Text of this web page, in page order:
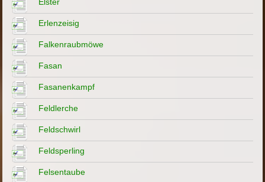
Erlenzeisig
Falkenraubmöwe
Fasan
Fasanenkampf
Feldlerche
Feldschwirl
Feldsperling
Felsentaube